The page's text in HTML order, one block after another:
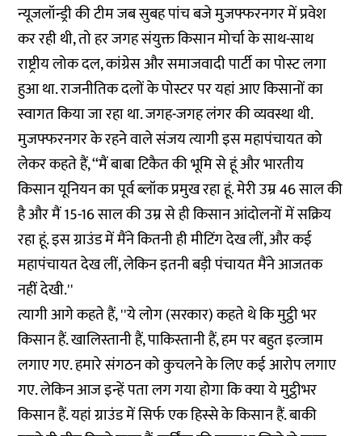
न्यूजलॉन्ड्री की टीम जब सुबह पांच बजे मुजफ्फरनगर में प्रवेश
कर रही थी, तो हर जगह संयुक्त किसान मोर्चा के साथ-साथ
राष्ट्रीय लोक दल, कांग्रेस और समाजवादी पार्टी का पोस्ट लगा
हुआ था. राजनीतिक दलों के पोस्टर पर यहां आए किसानों का
स्वागत किया जा रहा था. जगह-जगह लंगर की व्यवस्था थी.
मुजफ्फरनगर के रहने वाले संजय त्यागी इस महापंचायत को
लेकर कहते हैं, ‘‘मैं बाबा टिकैत की भूमि से हूं और भारतीय
किसान यूनियन का पूर्व ब्लॉक प्रमुख रहा हूं. मेरी उम्र 46 साल की
है और मैं 15-16 साल की उम्र से ही किसान आंदोलनों में सक्रिय
रहा हूं. इस ग्राउंड में मैंने कितनी ही मीटिंग देख लीं, और कई
महापंचायत देख लीं, लेकिन इतनी बड़ी पंचायत मैंने आजतक
नहीं देखी.''
त्यागी आगे कहते हैं, ''ये लोग (सरकार) कहते थे कि मुट्ठी भर
किसान हैं. खालिस्तानी हैं, पाकिस्तानी हैं, हम पर बहुत इल्जाम
लगाए गए. हमारे संगठन को कुचलने के लिए कई आरोप लगाए
गए. लेकिन आज इन्हें पता लग गया होगा कि क्या ये मुट्ठीभर
किसान हैं. यहां ग्राउंड में सिर्फ एक हिस्से के किसान हैं. बाकी